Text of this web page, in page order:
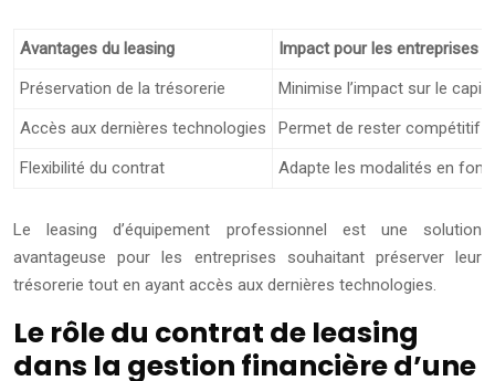
Avantages du leasing
Impact pour les entreprises
Préservation de la trésorerie
Minimise l’impact sur le
Accès aux dernières technologies
Permet de rester compétitif
Flexibilité du contrat
Adapte les modalités en
Le leasing d’équipement professionnel est une solution
avantageuse pour les entreprises souhaitant préserver leur
trésorerie tout en ayant accès aux dernières technologies.
Le rôle du contrat de leasing
dans la gestion financière d’une